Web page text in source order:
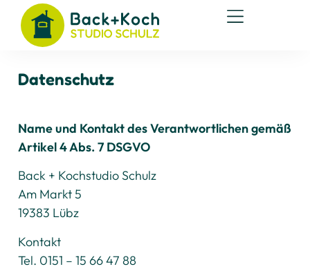
Datenschutz
Name und Kontakt des Verantwortlichen gemäß
Artikel 4 Abs. 7 DSGVO
Back + Kochstudio Schulz
Am Markt 5
19383 Lübz
Kontakt
Tel. 0151 – 15 66 47 88